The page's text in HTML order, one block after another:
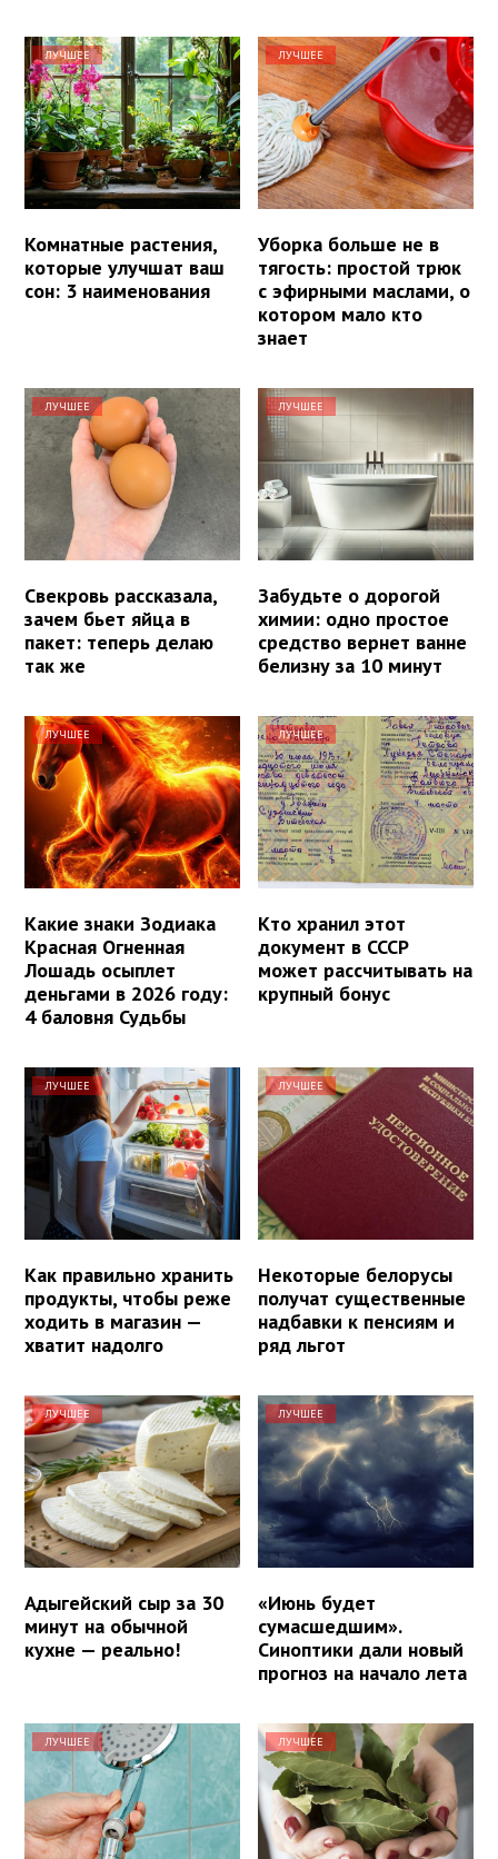
ЛУЧШЕЕ
Комнатные растения,
которые улучшат ваш
сон: 3 наименования
ЛУЧШЕЕ
Уборка больше не в
тягость: простой трюк
с эфирными маслами, о
котором мало кто
знает
ЛУЧШЕЕ
Свекровь рассказала,
зачем бьет яйца в
пакет: теперь делаю
так же
ЛУЧШЕЕ
Забудьте о дорогой
химии: одно простое
средство вернет ванне
белизну за 10 минут
ЛУЧШЕЕ
Какие знаки Зодиака
Красная Огненная
Лошадь осыплет
деньгами в 2026 году:
4 баловня Судьбы
ЛУЧШЕЕ
Кто хранил этот
документ в СССР
может рассчитывать на
крупный бонус
ЛУЧШЕЕ
Как правильно хранить
продукты, чтобы реже
ходить в магазин —
хватит надолго
ЛУЧШЕЕ
Некоторые белорусы
получат существенные
надбавки к пенсиям и
ряд льгот
ЛУЧШЕЕ
Адыгейский сыр за 30
минут на обычной
кухне — реально!
ЛУЧШЕЕ
«Июнь будет
сумасшедшим».
Синоптики дали новый
прогноз на начало лета
ЛУЧШЕЕ ЛУЧШЕЕ